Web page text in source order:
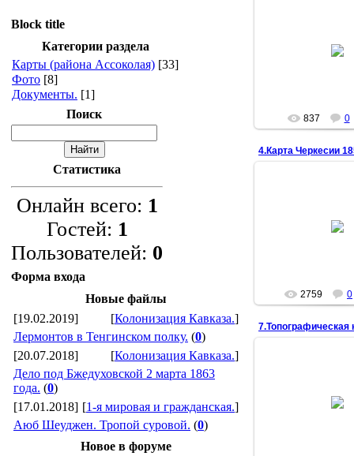
Block title
Категории раздела
Карты (района Ассоколая) [33]
Фото [8]
Документы. [1]
Поиск
Статистика
Онлайн всего: 1
Гостей: 1
Пользователей: 0
Форма входа
Новые файлы
[19.02.2019]
[Колонизация Кавказа.]
Лермонтов в Тенгинском полку. (0)
[20.07.2018]
[Колонизация Кавказа.]
Дело под Бжедуховской 2 марта 1863
года. (0)
[17.01.2018] [1-я мировая и гражданская.]
Аюб Шеуджен. Тропой суровой. (0)
Новое в форуме
837 0
4.Карта Черкесии
Map of Circassia
territories north of
2759 0
7.Топографическая